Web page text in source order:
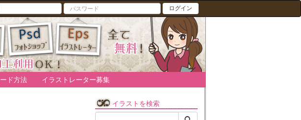
ログイン
ド方法 イラストレーター募集
イラストを検索